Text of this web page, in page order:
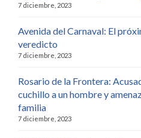
7 diciembre, 2023
Avenida del Carnaval: El
veredicto
7 diciembre, 2023
Rosario de la Frontera:
cuchillo a un hombre y
familia
7 diciembre, 2023